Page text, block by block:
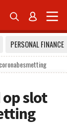
 
PERSONAL FINANCE
slot